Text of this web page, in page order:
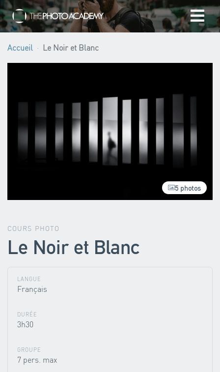
Offrir une Carte Cadeau
Panier
/EUR
Accueil Le Noir et Blanc
5 photos
COURS PHOTO
Le Noir et Blanc
LANGUE
Français
DURÉE
3h30
GROUPE
7 pers. max